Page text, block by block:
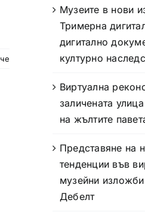
Музеите в нови
Тримерна
дигитално
културно
Виртуална
заличената
на жълтите
Представяне на
тенденции във
музейни
Дебелт